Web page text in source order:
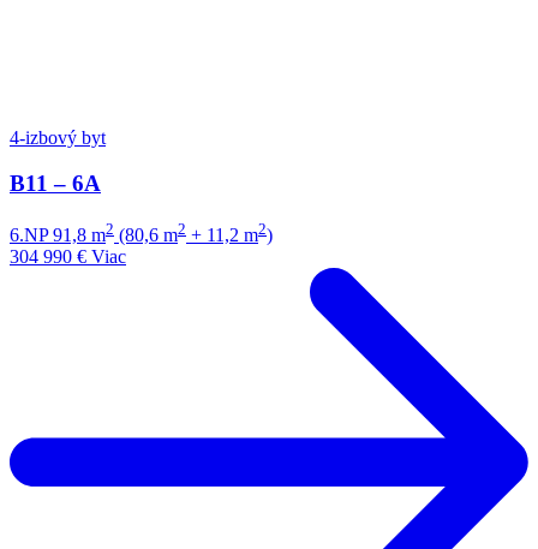
4-izbový byt
B11 – 6A
6.NP 91,8 m2 (80,6 m2 + 11,2 m2)
304 990 € Viac